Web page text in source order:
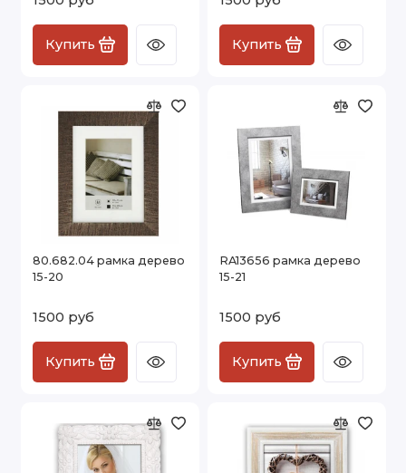
Купить Купить
80.682.04 рамка дерево
15-20
1500 руб
Купить
RA13656 рамка дерево
15-21
1500 руб
Купить